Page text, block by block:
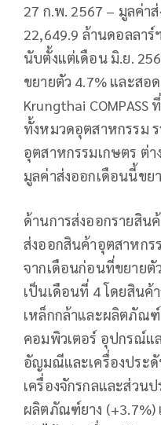
27 ก.พ. 2567 – มูลค่า
22,649.9 ล้านดอลลาร์
นับตั้งแต่เดือน มิ.ย.
ขยายตัว 4.7% และสอ
Krungthai COMPASS
ทั้งหมวดอุตสาหกรรม
อุตสาหกรรมเกษตร ต่
มูลค่าส่งออกเดือนนี้ขย
ด้านการส่งออกรายสิน
ส่งออกสินค้าอุตสาหกร
จากเดือนก่อนที่ขยายตั
เป็นเดือนที่ 4 โดยสินค้
เหล็กกล้าและผลิตภัณฑ์
คอมพิวเตอร์ อุปกรณ์แ
อัญมณีและเครื่องประดั
เครื่องจักรกลและส่วน
ผลิตภัณฑ์ยาง